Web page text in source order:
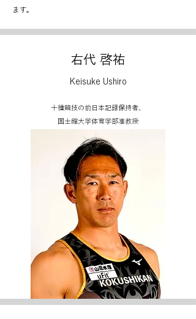
ます。
右代 啓祐
Keisuke Ushiro
十種競技の前日本記録保持者、
国士館大学体育学部准教授